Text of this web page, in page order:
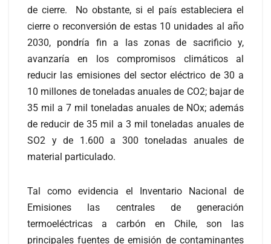
de cierre. No obstante, si el país estableciera el
cierre o reconversión de estas 10 unidades al año
2030, pondría fin a las zonas de sacrificio y,
avanzaría en los compromisos climáticos al
reducir las emisiones del sector eléctrico de 30 a
10 millones de toneladas anuales de CO2; bajar de
35 mil a 7 mil toneladas anuales de NOx; además
de reducir de 35 mil a 3 mil toneladas anuales de
SO2 y de 1.600 a 300 toneladas anuales de
material particulado.
Tal como evidencia el Inventario Nacional de
Emisiones las centrales de generación
termoeléctricas a carbón en Chile, son las
principales fuentes de emisión de contaminantes